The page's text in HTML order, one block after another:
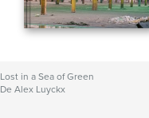
Lost in a Sea of Green
De Alex Luyckx